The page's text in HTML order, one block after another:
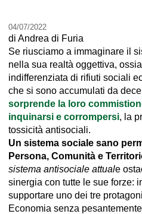
04/07/2022
di Andrea di Furia
Se riusciamo a immaginare il
nella sua realtà oggettiva,
indifferenziata di rifiuti sociali
che si sono accumulati da
sorprende la loro
inquinarsi e corrompersi, la
tossicità antisociali.
Un sistema sociale sano
Persona, Comunità e
sistema antisociale attuale
sinergia con tutte le sue forze:
supportare uno dei tre
Economia senza